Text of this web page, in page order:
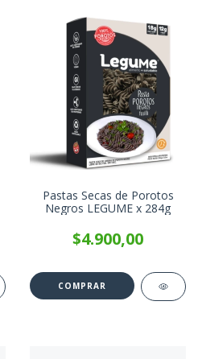
Pastas Secas de Porotos
Negros LEGUME x 284g
$4.900,00